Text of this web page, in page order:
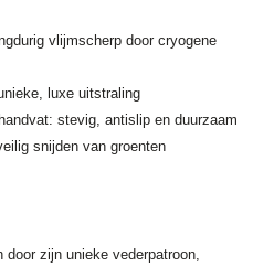
vlijmscherp door cryogene
luxe uitstraling
stevig, antislip en duurzaam
snijden van groenten
zijn unieke vederpatroon,